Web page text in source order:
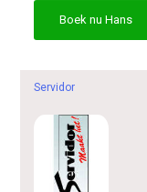
Boek nu Hans
Servidor